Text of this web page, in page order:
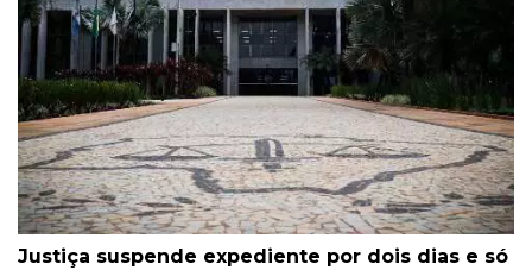
Justiça suspende expediente por dois dias e só